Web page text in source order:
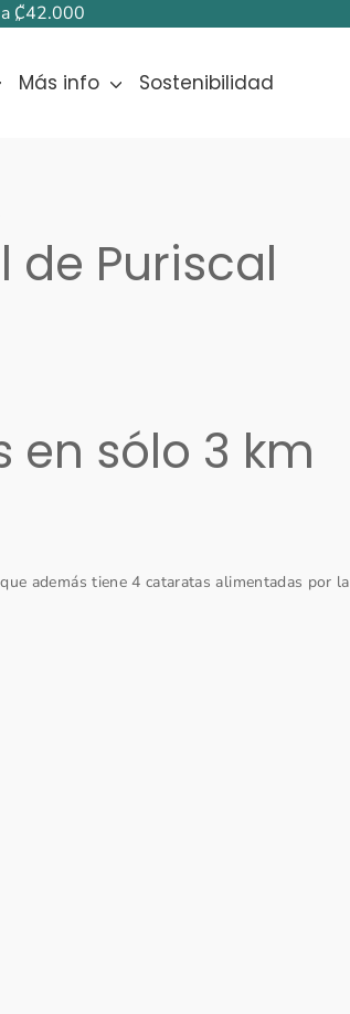
₡42.000
Más info Sostenibilidad
de Puriscal
en sólo 3 km
además tiene 4 cataratas alimentadas por la